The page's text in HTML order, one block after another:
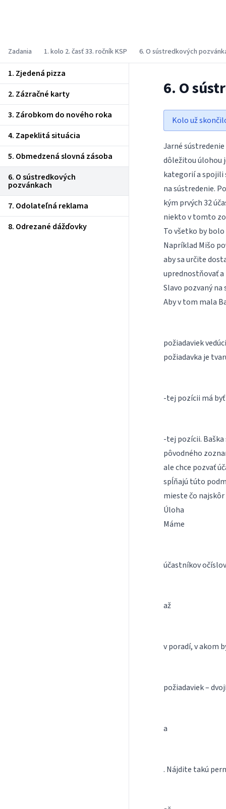
Zadania 1. kolo 2. časť 33. ročník KSP 6. O sústredkových
1. Zjedená pizza
2. Zázračné karty
3. Zárobkom do nového roka
4. Zapeklitá situácia
5. Obmedzená slovná zásoba
6. O sústredkových
pozvánkach
7. Odolateľná reklama
8. Odrezané dážďovky
6. O
Kolo už
Jarné
dôležitou úlohou
kategorií a spojili
na sústredenie.
kým prvých 32
niekto v tomto
To všetko by
Napríklad Mišo
aby sa určite
uprednostňovať
Slavo pozvaný na
Aby v tom mala
požiadaviek
požiadavka je
-tej pozícii má
-tej pozícii.
pôvodného
ale chce pozvať
spĺňajú túto
mieste čo
Úloha
Máme
účastníkov
až
v poradí, v akom
požiadaviek –
a
. Nájdite takú